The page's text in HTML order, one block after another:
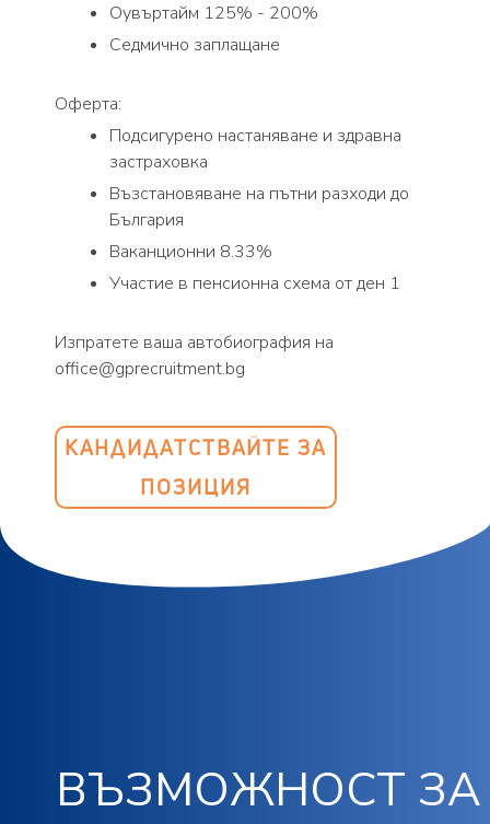
Оувъртайм 125% - 200%
Седмично заплащане
Оферта:
Подсигурено настаняване и здравна
застраховка
Възстановяване на пътни разходи до
България
Ваканционни 8.33%
Участие в пенсионна схема от ден 1
Изпратете ваша автобиография на
office@gprecruitment.bg
КАНДИДАТСТВАЙТЕ ЗА
ПОЗИЦИЯ
ВЪЗМОЖНОСТ ЗА